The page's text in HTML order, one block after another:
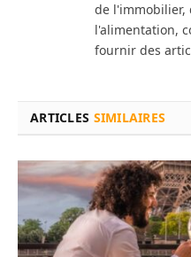
de l'immobilier,
l'alimentation,
fournir des
ARTICLES SIMILAIRES